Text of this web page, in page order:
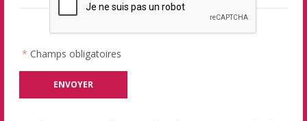
* Champs obligatoires